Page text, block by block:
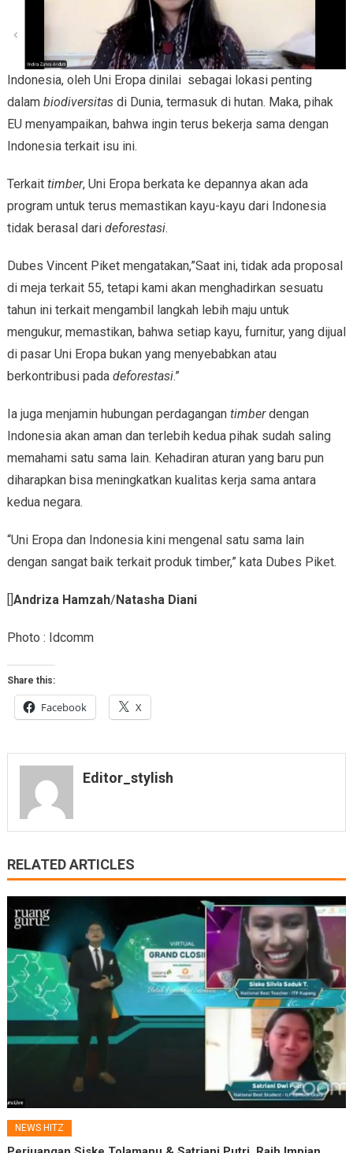
Indonesia, oleh Uni Eropa dinilai sebagai lokasi penting
dalam biodiversitas di Dunia, termasuk di hutan. Maka, pihak
EU menyampaikan, bahwa ingin terus bekerja sama dengan
Indonesia terkait isu ini.
Terkait timber, Uni Eropa berkata ke depannya akan ada
program untuk terus memastikan kayu-kayu dari Indonesia
tidak berasal dari deforestasi.
Dubes Vincent Piket mengatakan,”Saat ini, tidak ada proposal
di meja terkait 55, tetapi kami akan menghadirkan sesuatu
tahun ini terkait mengambil langkah lebih maju untuk
mengukur, memastikan, bahwa setiap kayu, furnitur, yang dijual
di pasar Uni Eropa bukan yang menyebabkan atau
berkontribusi pada deforestasi.”
Ia juga menjamin hubungan perdagangantimberdengan
Indonesia akan aman dan terlebih kedua pihak sudah saling
memahami satu sama lain. Kehadiran aturan yang baru pun
diharapkan bisa meningkatkan kualitas kerja sama antara
kedua negara.
“Uni Eropa dan Indonesia kini mengenal satu sama lain
dengan sangat baik terkait produk timber,” kata Dubes Piket.
Andriza Hamzah/ Natasha Diani
Photo : Idcomm
Share this:
Facebook X
Editor_stylish
RELATED ARTICLES
NEWS HITZ